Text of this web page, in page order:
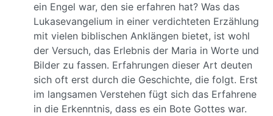
ein Engel war, den sie erfahren hat? Was das
Lukasevangelium in einer verdichteten Erzählung
mit vielen biblischen Anklängen bietet, ist wohl
der Versuch, das Erlebnis der Maria in Worte und
Bilder zu fassen. Erfahrungen dieser Art deuten
sich oft erst durch die Geschichte, die folgt. Erst
im langsamen Verstehen fügt sich das Erfahrene
in die Erkenntnis, dass es ein Bote Gottes war.